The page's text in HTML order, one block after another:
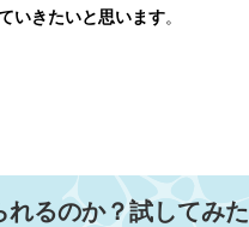
いきたいと思います。
れるのか？試してみた